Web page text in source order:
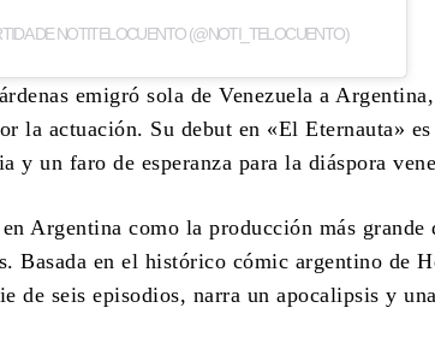
DE NOTITELOCUENTO (@NOTI_TELOCUENTO)
emigró sola de Venezuela a Argentina,
la actuación. Su debut en «El Eternauta» es
y un faro de esperanza para la diáspora
Argentina como la producción más grande
Basada en el histórico cómic argentino de
de seis episodios, narra un apocalipsis y una